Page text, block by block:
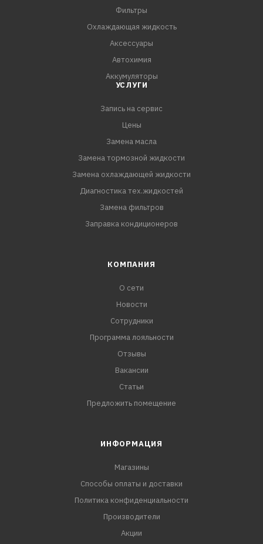
Фильтры
Охлаждающая жидкость
Аксессуары
Автохимия
Аккумуляторы
УСЛУГИ
Запись на сервис
Цены
Замена масла
Замена тормозной жидкости
Замена охлаждающей жидкости
Диагностика тех.жидкостей
Замена фильтров
Заправка кондиционеров
КОМПАНИЯ
О сети
Новости
Сотрудники
Программа лояльности
Отзывы
Вакансии
Статьи
Предложить помещение
ИНФОРМАЦИЯ
Магазины
Способы оплаты и доставки
Политика конфиденциальности
Производители
Акции